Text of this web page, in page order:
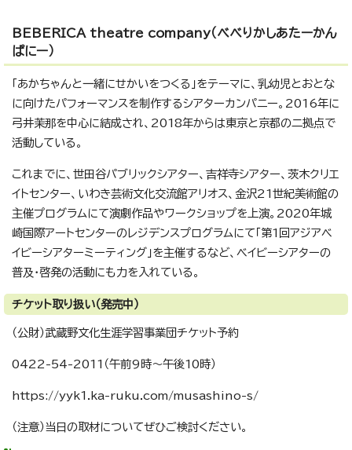
BEBERICA theatre company（べべりかしあたーかん
ぱにー）
「あかちゃんと一緒にせかいをつくる」をテーマに、乳幼児とおとな
に向けたパフォーマンスを制作するシアターカンパニー。2016年に
弓井茉那を中心に結成され、2018年からは東京と京都の二拠点で
活動している。
これまでに、世田谷パブリックシアター、吉祥寺シアター、茨木クリエ
イトセンター、いわき芸術文化交流館アリオス、金沢21世紀美術館の
主催プログラムにて演劇作品やワークショップを上演。2020年城
崎国際アートセンターのレジデンスプログラムにて「第1回アジアベ
イビーシアターミーティング」を主催するなど、ベイビーシアターの
普及・啓発の活動にも力を入れている。
チケット取り扱い（発売中）
（公財）武蔵野文化生涯学習事業団チケット予約
0422-54-2011（午前9時～午後10時）
https://yyk1.ka-ruku.com/musashino-s/
（注意）当日の取材についてぜひご検討ください。